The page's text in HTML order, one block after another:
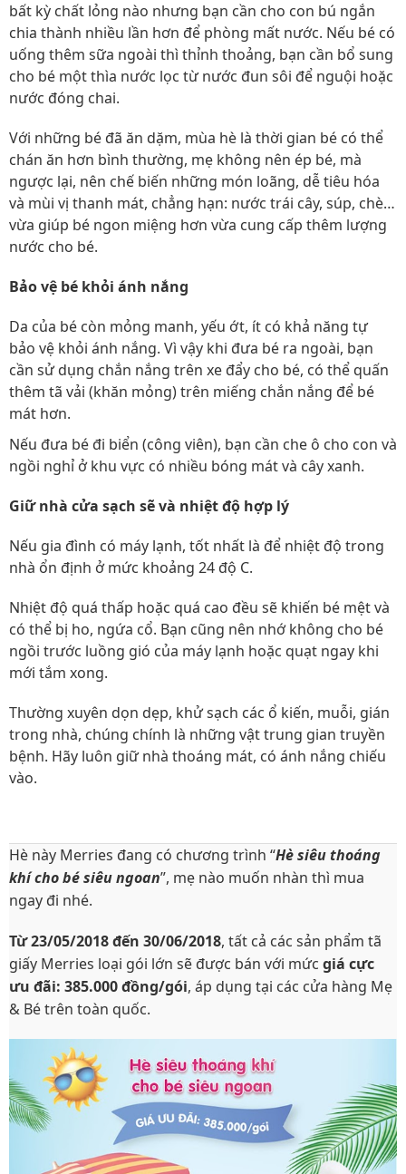
bất kỳ chất lỏng nào nhưng bạn cần cho con bú ngắn
chia thành nhiều lần hơn để phòng mất nước. Nếu bé có
uống thêm sữa ngoài thì thỉnh thoảng, bạn cần bổ sung
cho bé một thìa nước lọc từ nước đun sôi để nguội hoặc
nước đóng chai.
Với những bé đã ăn dặm, mùa hè là thời gian bé có thể
chán ăn hơn bình thường, mẹ không nên ép bé, mà
ngược lại, nên chế biến những món loãng, dễ tiêu hóa
và mùi vị thanh mát, chẳng hạn: nước trái cây, súp, chè…
vừa giúp bé ngon miệng hơn vừa cung cấp thêm lượng
nước cho bé.
Bảo vệ bé khỏi ánh nắng
Da của bé còn mỏng manh, yếu ớt, ít có khả năng tự
bảo vệ khỏi ánh nắng. Vì vậy khi đưa bé ra ngoài, bạn
cần sử dụng chắn nắng trên xe đẩy cho bé, có thể quấn
thêm tã vải (khăn mỏng) trên miếng chắn nắng để bé
mát hơn.
Nếu đưa bé đi biển (công viên), bạn cần che ô cho con và
ngồi nghỉ ở khu vực có nhiều bóng mát và cây xanh.
Giữ nhà cửa sạch sẽ và nhiệt độ hợp lý
Nếu gia đình có máy lạnh, tốt nhất là để nhiệt độ trong
nhà ổn định ở mức khoảng 24 độ C.
Nhiệt độ quá thấp hoặc quá cao đều sẽ khiến bé mệt và
có thể bị ho, ngứa cổ. Bạn cũng nên nhớ không cho bé
ngồi trước luồng gió của máy lạnh hoặc quạt ngay khi
mới tắm xong.
Thường xuyên dọn dẹp, khử sạch các ổ kiến, muỗi, gián
trong nhà, chúng chính là những vật trung gian truyền
bệnh. Hãy luôn giữ nhà thoáng mát, có ánh nắng chiếu
vào.
Hè này Merries đang có chương trình “Hè siêu thoáng
khí cho bé siêu ngoan”, mẹ nào muốn nhàn thì mua
ngay đi nhé.
Từ 23/05/2018 đến 30/06/2018, tất cả các sản phẩm tã
giấy Merries loại gói lớn sẽ được bán với mức giá cực
ưu đãi: 385.000 đồng/gói, áp dụng tại các cửa hàng Mẹ
& Bé trên toàn quốc.